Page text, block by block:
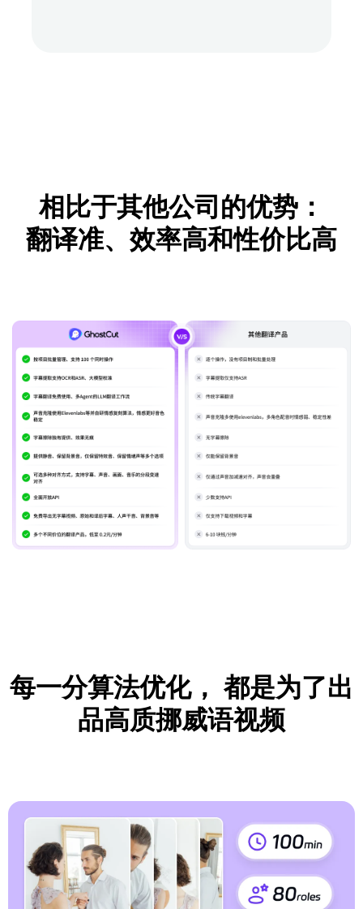
相比于其他公司的优势：
翻译准、效率高和性价比高
每一分算法优化， 都是为了出
品高质挪威语视频